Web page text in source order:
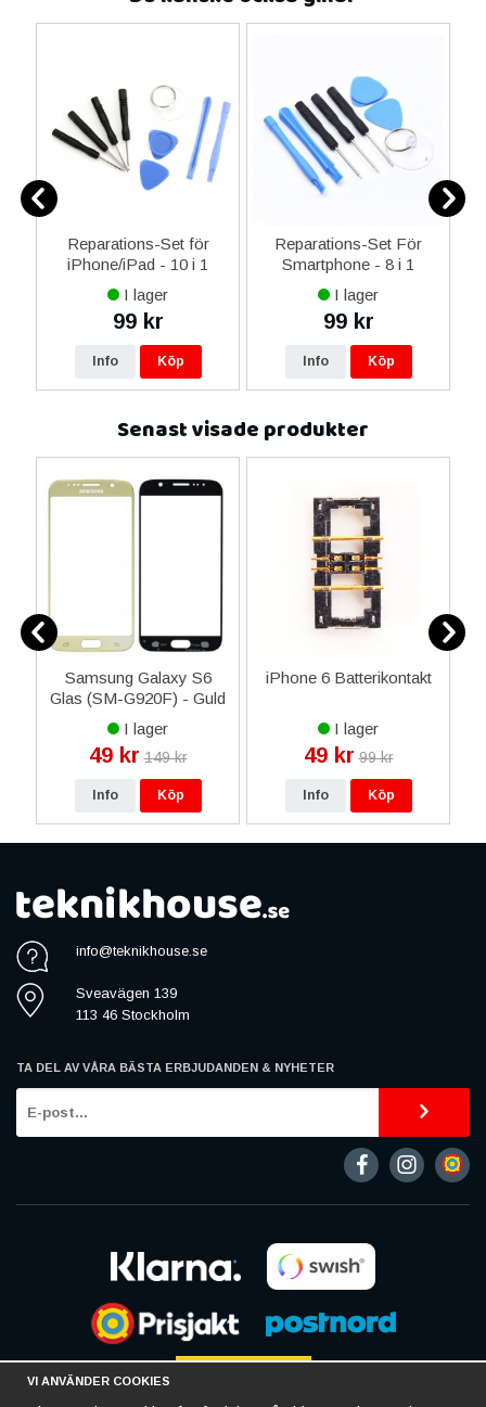
Reparations-Set för
iPhone/iPad - 10 i 1
I lager
99 kr
Info Köp
Reparations-Set För
Smartphone - 8 i 1
I lager
99 kr
Info Köp
Senast visade produkter
Samsung Galaxy S6
Glas (SM-G920F) - Guld
I lager
49 kr 149 kr
Info Köp
iPhone 6 Batterikontakt
I lager
49 kr 99 kr
Info Köp
info@teknikhouse.se
Sveavägen 139
113 46 Stockholm
TA DEL AV VÅRA BÄSTA ERBJUDANDEN & NYHETER
VI ANVÄNDER COOKIES